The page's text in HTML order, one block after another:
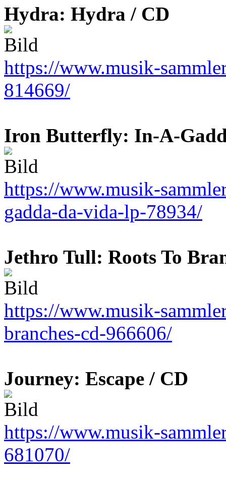
Hydra: Hydra / CD
https://www.musik-
814669/
Iron Butterfly: In-A-
https://www.musik-
gadda-da-vida-lp-78934/
Jethro Tull: Roots To
https://www.musik-
branches-cd-966606/
Journey: Escape / CD
https://www.musik-
681070/